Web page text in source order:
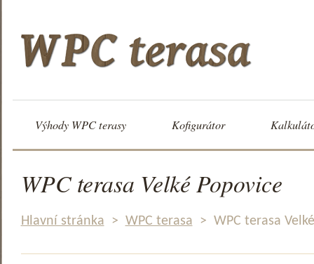
Výhody WPC terasy Kofigurátor
WPC terasa Velké Popovice
Hlavní stránka > WPC terasa > WPC terasa